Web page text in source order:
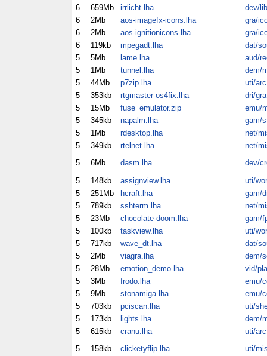
6
659Mb irrlicht.lha
dev/
6
2Mb aos-imagefx-icons.lha
gra/
6
2Mb aos-ignitionicons.lha
gra/
6
119kb mpegadt.lha
dat/
5
5Mb lame.lha
aud/
5
1Mb tunnel.lha
dem/
5
44Mb p7zip.lha
uti/arc
5
353kb rtgmaster-os4fix.lha
dri/gra
5
15Mb fuse_emulator.zip
emu/
5
345kb napalm.lha
gam/
5
1Mb rdesktop.lha
net/
5
349kb rtelnet.lha
net/
5
6Mb dasm.lha
dev/
5
148kb assignview.lha
uti/wor
5
251Mb hcraft.lha
gam/
5
789kb sshterm.lha
net/
5
23Mb chocolate-doom.lha
gam/
5
100kb taskview.lha
uti/wor
5
717kb wave_dt.lha
dat/
5
2Mb viagra.lha
dem/
5
28Mb emotion_demo.lha
vid/pla
5
3Mb frodo.lha
emu/
5
9Mb stonamiga.lha
emu/
5
703kb pciscan.lha
uti/
5
173kb lights.lha
dem/
5
615kb cranu.lha
uti/arc
5
158kb clicketyflip.lha
uti/